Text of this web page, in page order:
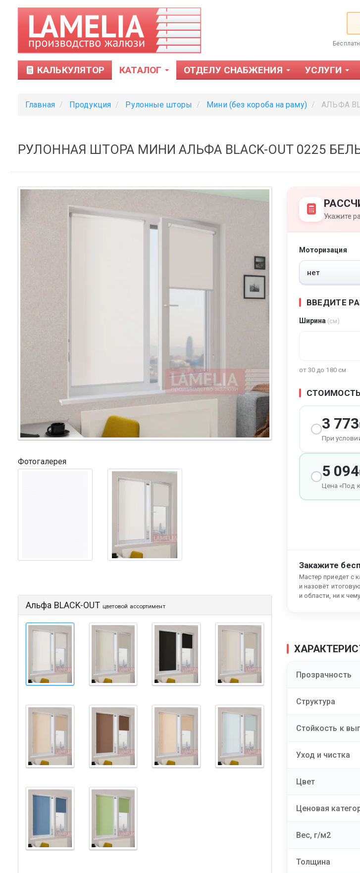
КАЛЬКУЛЯТОР КАТАЛОГ ОТДЕЛУ СНАБЖЕНИЯ УСЛУГИ
Главная Продукция Рулонные шторы Мини (без короба на раму) АЛЬФА
РУЛОННАЯ ШТОРА МИНИ АЛЬФА BLACK-OUT 0225
Фотогалерея
Альфа BLACK-OUT цветовой ассортимент
Укажите
Моторизация
ВВЕДИТЕ
Ширина (см)
от 30 до 180 см
СТОИМОСТЬ
3 773
При
5 094
Цена «Под
Закажите
Мастер приедет с
и назовёт
и области, ни к
Прозрачность
Структура
Стойкость к
Уход и чистка
Цвет
Ценовая
Вес, г/м2
Толщина